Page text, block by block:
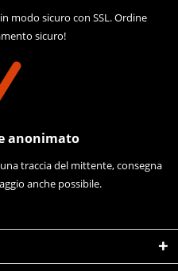
modo sicuro con SSL. Ordine
sicuro!
anonimato
traccia del mittente, consegna
anche possibile.